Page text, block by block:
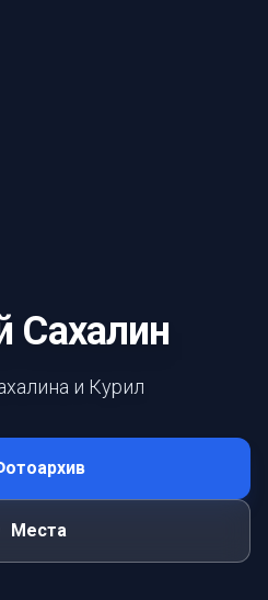
Сахалин
и Курил
Места